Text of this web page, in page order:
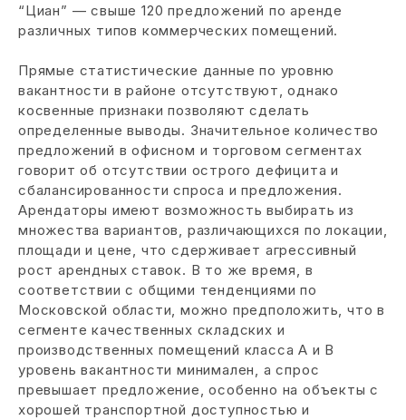
“Циан” — свыше 120 предложений по аренде
различных типов коммерческих помещений.
Прямые статистические данные по уровню
вакантности в районе отсутствуют, однако
косвенные признаки позволяют сделать
определенные выводы. Значительное количество
предложений в офисном и торговом сегментах
говорит об отсутствии острого дефицита и
сбалансированности спроса и предложения.
Арендаторы имеют возможность выбирать из
множества вариантов, различающихся по локации,
площади и цене, что сдерживает агрессивный
рост арендных ставок. В то же время, в
соответствии с общими тенденциями по
Московской области, можно предположить, что в
сегменте качественных складских и
производственных помещений класса А и В
уровень вакантности минимален, а спрос
превышает предложение, особенно на объекты с
хорошей транспортной доступностью и